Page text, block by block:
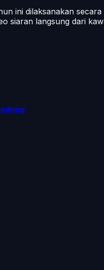
ini dilaksanakan
siaran langsung dari